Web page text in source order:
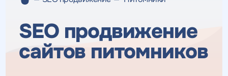
Реклама у блогеров
SEO продвижение
сайтов питомников